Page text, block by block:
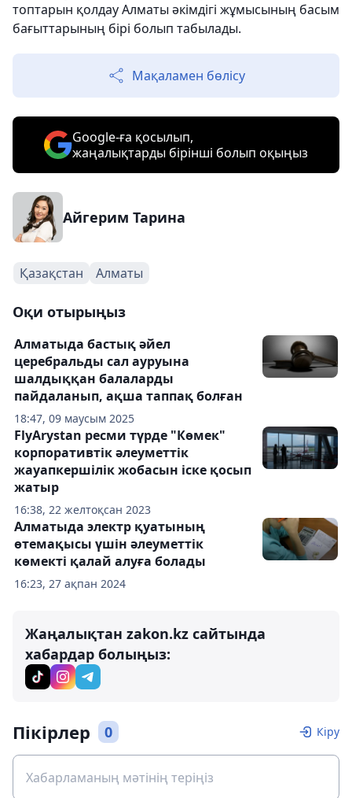
топтарын қолдау Алматы әкімдігі жұмысының басым
бағыттарының бірі болып табылады.
Мақаламен бөлісу
Google-ға қосылып,
жаңалықтарды бірінші болып оқыңыз
Айгерим Тарина
Қазақстан Алматы
Оқи отырыңыз
18:47, 09 маусым 2025
Алматыда бастық әйел
церебральды сал ауруына
шалдыққан балаларды
пайдаланып, ақша таппақ болған
16:38, 22 желтоқсан 2023
FlyArystan ресми түрде "Көмек"
корпоративтік әлеуметтік
жауапкершілік жобасын іске қосып
жатыр
16:23, 27 ақпан 2024
Алматыда электр қуатының
өтемақысы үшін әлеуметтік
көмекті қалай алуға болады
Жаңалықтан zakon.kz сайтында
хабардар болыңыз:
Пікірлер 0 Кіру